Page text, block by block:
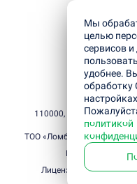
Мы
целью
сервисов и
удобнее.
обработку
политикой
Режим
Как
Как
Как
Как
Какие
ТОО «Ломбард «Деньги
ГЭСВ при
Лицензия № :
110000, Республика
Костанай,